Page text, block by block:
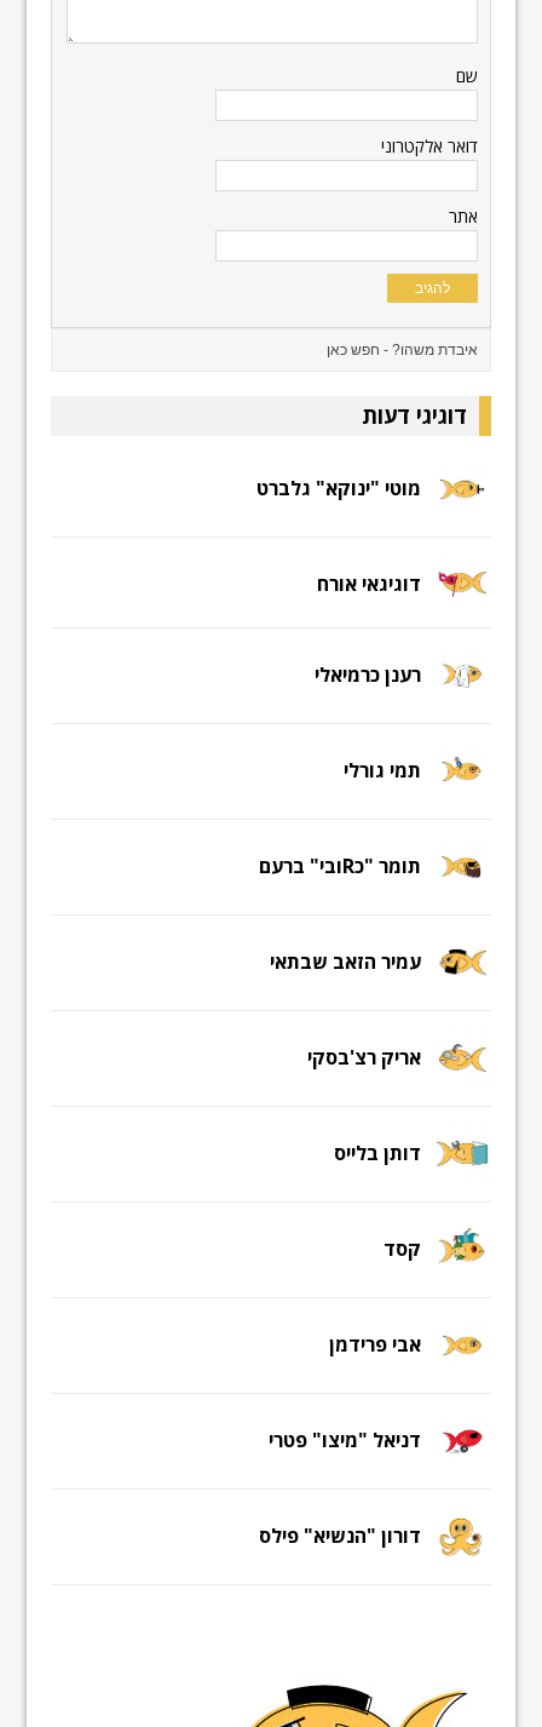
שם
דואר אלקטרוני
אתר
דוגיגי דעות
מוטי "ינוקא" גלברט
דוגיגאי אורח
רענן כרמיאלי
תמי גורלי
תומר "כRובי" ברעם
עמיר הזאב שבתאי
אריק רצ'בסקי
דותן בלייס
קסד
אבי פרידמן
דניאל "מיצו" פטרי
דורון "הנשיא" פילס